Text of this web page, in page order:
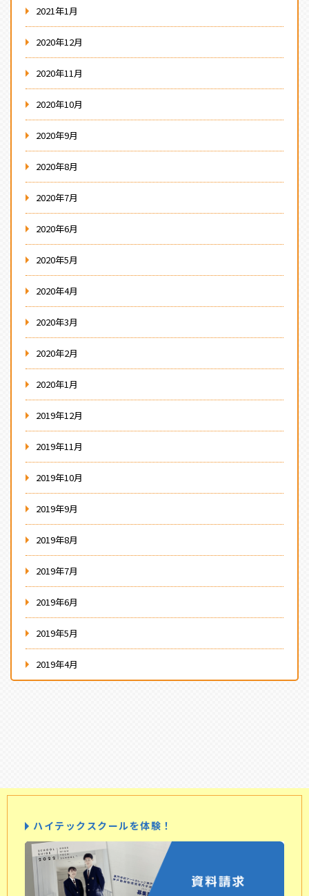
2021年1月
2020年12月
2020年11月
2020年10月
2020年9月
2020年8月
2020年7月
2020年6月
2020年5月
2020年4月
2020年3月
2020年2月
2020年1月
2019年12月
2019年11月
2019年10月
2019年9月
2019年8月
2019年7月
2019年6月
2019年5月
2019年4月
ハイテックスクールを体験！